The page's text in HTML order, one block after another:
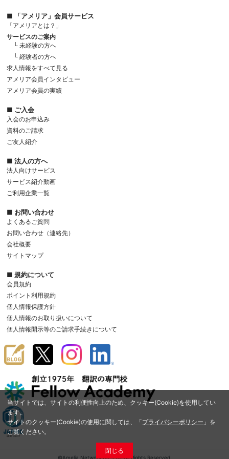
当サイトでは、サイトの利便性向上のため、クッキー(Cookie)を使用してい
ます。
サイトのクッキー(Cookie)の使用に関しては、「プライバシーポリシー 」を
ご覧ください。
閉じる
■ 「アメリア」会員サービス
「アメリアとは？」
サービスのご案内
└ 未経験の方へ
└ 経験者の方へ
求人情報をすべて見る
アメリア会員インタビュー
アメリア会員の実績
■ ご入会
入会のお申込み
資料のご請求
ご友人紹介
■ 法人の方へ
法人向けサービス
サービス紹介動画
ご利用企業一覧
■ お問い合わせ
よくあるご質問
お問い合わせ（連絡先）
会社概要
サイトマップ
■ 規約について
会員規約
ポイント利用規約
個人情報保護方針
個人情報のお取り扱いについて
個人情報開示等のご請求手続きについて
©Amelia Network Co.,Ltd. All Rights Reserved.